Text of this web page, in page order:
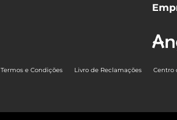
Termos e Condições Livro de Reclamações Centro